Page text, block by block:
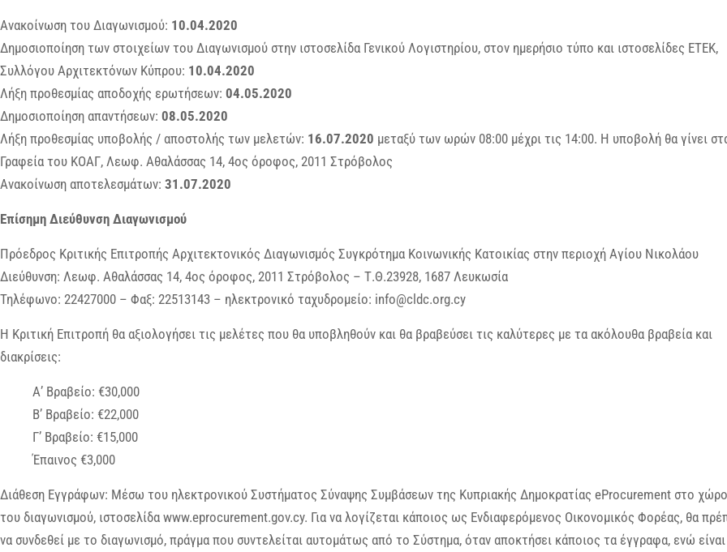
Ανακοίνωση του Διαγωνισμού: 10.04.2020
Δημοσιοποίηση των στοιχείων του Διαγωνισμού στην ιστοσελίδα Γενικού Λογιστηρίου, στον ημερήσιο τύπο και ιστοσελίδες ΕΤΕΚ,
Συλλόγου Αρχιτεκτόνων Κύπρου: 10.04.2020
Λήξη προθεσμίας αποδοχής ερωτήσεων: 04.05.2020
Δημοσιοποίηση απαντήσεων: 08.05.2020
Λήξη προθεσμίας υποβολής / αποστολής των μελετών: 16.07.2020 μεταξύ των ωρών 08:00 μέχρι τις 14:00. Η υποβολή θα γίνει
Γραφεία του ΚΟΑΓ, Λεωφ. Αθαλάσσας 14, 4ος όροφος, 2011 Στρόβολος
Ανακοίνωση αποτελεσμάτων: 31.07.2020
Επίσημη Διεύθυνση Διαγωνισμού
Πρόεδρος Κριτικής Επιτροπής Αρχιτεκτονικός Διαγωνισμός Συγκρότημα Κοινωνικής Κατοικίας στην περιοχή Αγίου Νικολάου
Διεύθυνση: Λεωφ. Αθαλάσσας 14, 4ος όροφος, 2011 Στρόβολος – Τ.Θ.23928, 1687 Λευκωσία
Τηλέφωνο: 22427000 – Φαξ: 22513143 – ηλεκτρονικό ταχυδρομείο: info@cldc.org.cy
Η Κριτική Επιτροπή θα αξιολογήσει τις μελέτες που θα υποβληθούν και θα βραβεύσει τις καλύτερες με τα ακόλουθα βραβεία και
διακρίσεις:
Α’ Βραβείο: €30,000
Β’ Βραβείο: €22,000
Γ’ Βραβείο: €15,000
Έπαινος €3,000
Διάθεση Εγγράφων: Μέσω του ηλεκτρονικού Συστήματος Σύναψης Συμβάσεων της Κυπριακής Δημοκρατίας eProcurement στο χώρο
του διαγωνισμού, ιστοσελίδα www.eprocurement.gov.cy. Για να λογίζεται κάποιος ως Ενδιαφερόμενος Οικονομικός Φορέας, θα
να συνδεθεί με το διαγωνισμό, πράγμα που συντελείται αυτομάτως από το Σύστημα, όταν αποκτήσει κάποιος τα έγγραφα, ενώ είναι